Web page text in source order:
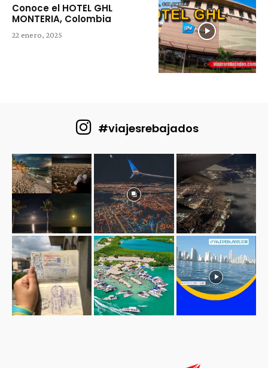
Conoce el HOTEL GHL
MONTERIA, Colombia
22 enero, 2025
#viajesrebajados